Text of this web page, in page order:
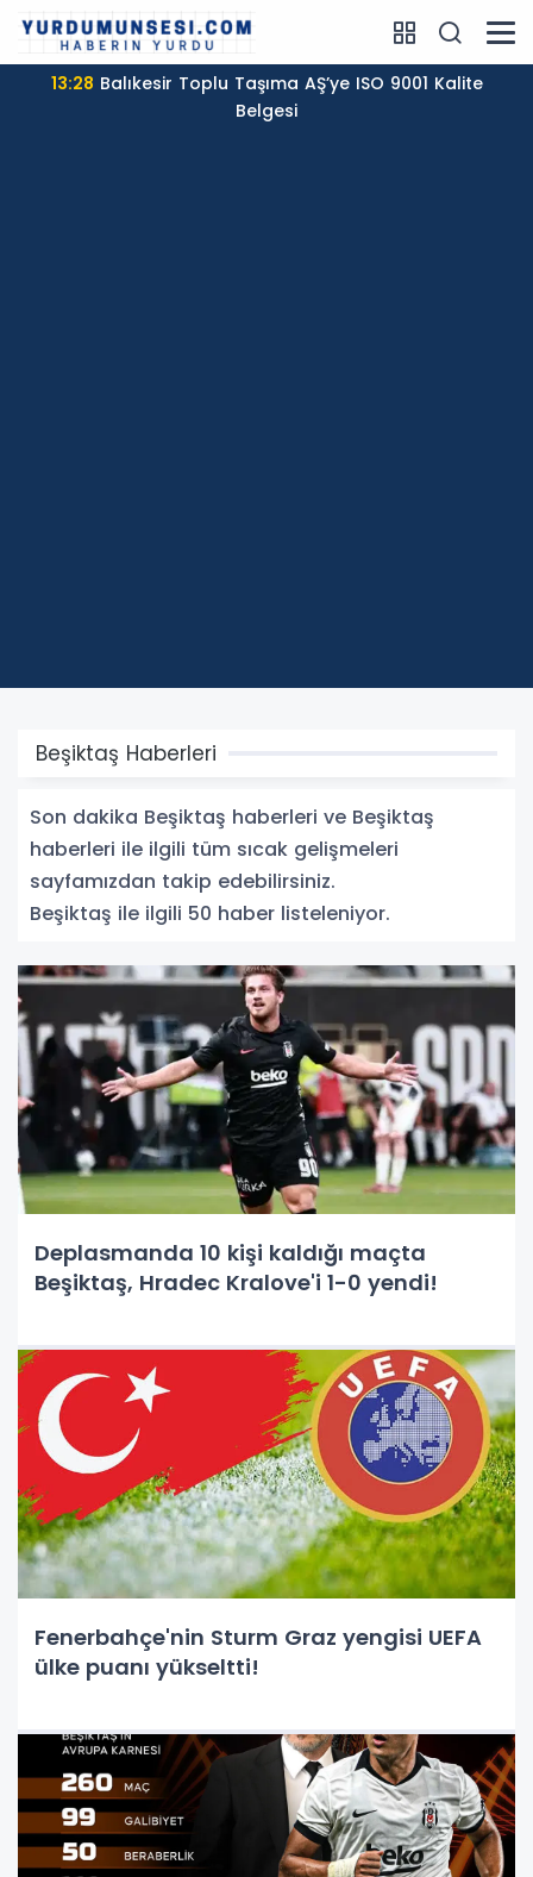
13:28
Belgesi
Beşiktaş Haberleri
Son dakika Beşiktaş haberleri ve Beşiktaş
haberleri ile ilgili tüm sıcak gelişmeleri
sayfamızdan takip edebilirsiniz.
Beşiktaş ile ilgili 50 haber listeleniyor.
Deplasmanda 10 kişi kaldığı maçta
Beşiktaş, Hradec Kralove'i 1-0 yendi!
Fenerbahçe'nin Sturm Graz yengisi UEFA
ülke puanı yükseltti!